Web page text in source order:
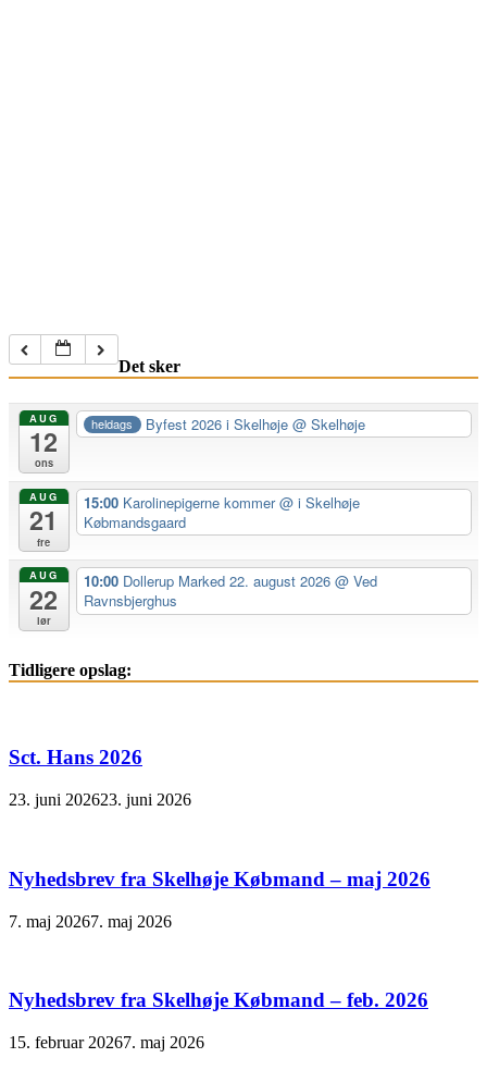
Det sker
AUG
12
ons
heldags Byfest 2026 i Skelhøje@ Skelhøje
AUG
21
fre
15:00 Karolinepigerne kommer@ i Skelhøje
Købmandsgaard
AUG
22
lør
10:00 Dollerup Marked 22. august 2026 @ Ved
Ravnsbjerghus
Tidligere opslag:
Sct. Hans 2026
23. juni 202623. juni 2026
Nyhedsbrev fra Skelhøje Købmand – maj 2026
7. maj 20267. maj 2026
Nyhedsbrev fra Skelhøje Købmand – feb. 2026
15. februar 20267. maj 2026